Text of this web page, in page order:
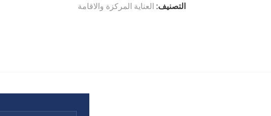
التصنيف: العناية المركزة والاقامة